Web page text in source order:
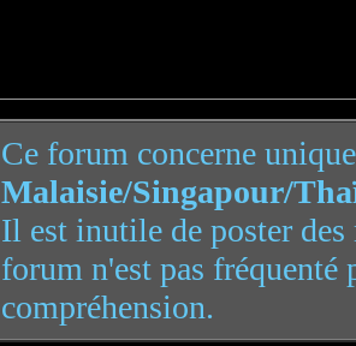
Ce forum concerne
Malaisie/Singapour/
Il est inutile de poster
forum n'est pas
compréhension.